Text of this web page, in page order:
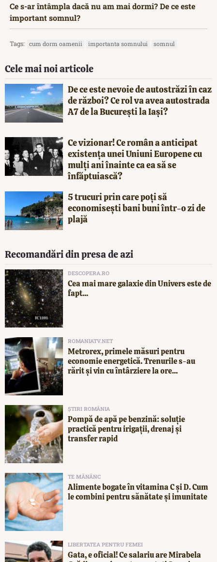
Ce s-ar întâmpla dacă nu am mai dormi? De ce este
important somnul?
Tags: cum dorm oamenii importanta somnului somnul
Cele mai noi articole
De ce este nevoie de autostrăzi în caz
de război? Ce rol va avea autostrada
A7 de la București la Iași?
Ce vizionar! Ce român a anticipat
existența unei Uniuni Europene cu
mulți ani înainte ca ea să se
înfăptuiască?
5 trucuri prin care poți să
economisești bani buni într-o zi de
plajă
Recomandări din presa de azi
DESCOPERA.RO
Cea mai mare galaxie din Univers este de
fapt...
ROMANIATV.NET
Metrorex, primele măsuri pentru
economie energetică. Trenurile s-au
rărit și vin cu întârziere la ore...
ȘTIRI ROMÂNIA
Pompă de apă pe benzină: soluție
practică pentru irigații, drenaj și
transfer rapid
TE MĂNÂNC
Alimente bogate în vitamina C și D. Cum
le combini pentru sănătate și imunitate
LIBERTATEA PENTRU FEMEI
Gata, e oficial! Ce salariu are Mirabela